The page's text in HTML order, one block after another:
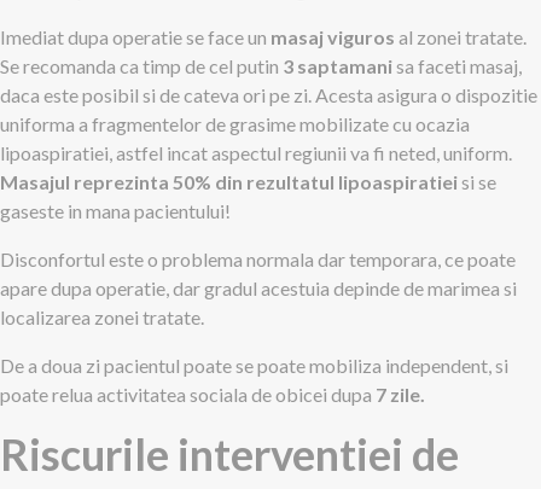
Imediat dupa operatie se face un masaj viguros al zonei tratate.
Se recomanda ca timp de cel putin 3 saptamanisa faceti masaj,
daca este posibil si de cateva ori pe zi. Acesta asigura o dispozitie
uniforma a fragmentelor de grasime mobilizate cu ocazia
lipoaspiratiei, astfel incat aspectul regiunii va fi neted, uniform.
Masajul reprezinta 50% din rezultatul lipoaspiratieisi se
gaseste in mana pacientului!
Disconfortul este o problema normala dar temporara, ce poate
apare dupa operatie, dar gradul acestuia depinde de marimea si
localizarea zonei tratate.
De a doua zi pacientul poate se poate mobiliza independent, si
poate relua activitatea sociala de obicei dupa 7 zile.
Riscurile interventiei de